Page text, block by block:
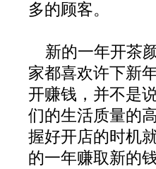
多的顾客。
新的一年开茶
家都喜欢许下新
开赚钱，并不是
们的生活质量的
握好开店的时机
的一年赚取新的